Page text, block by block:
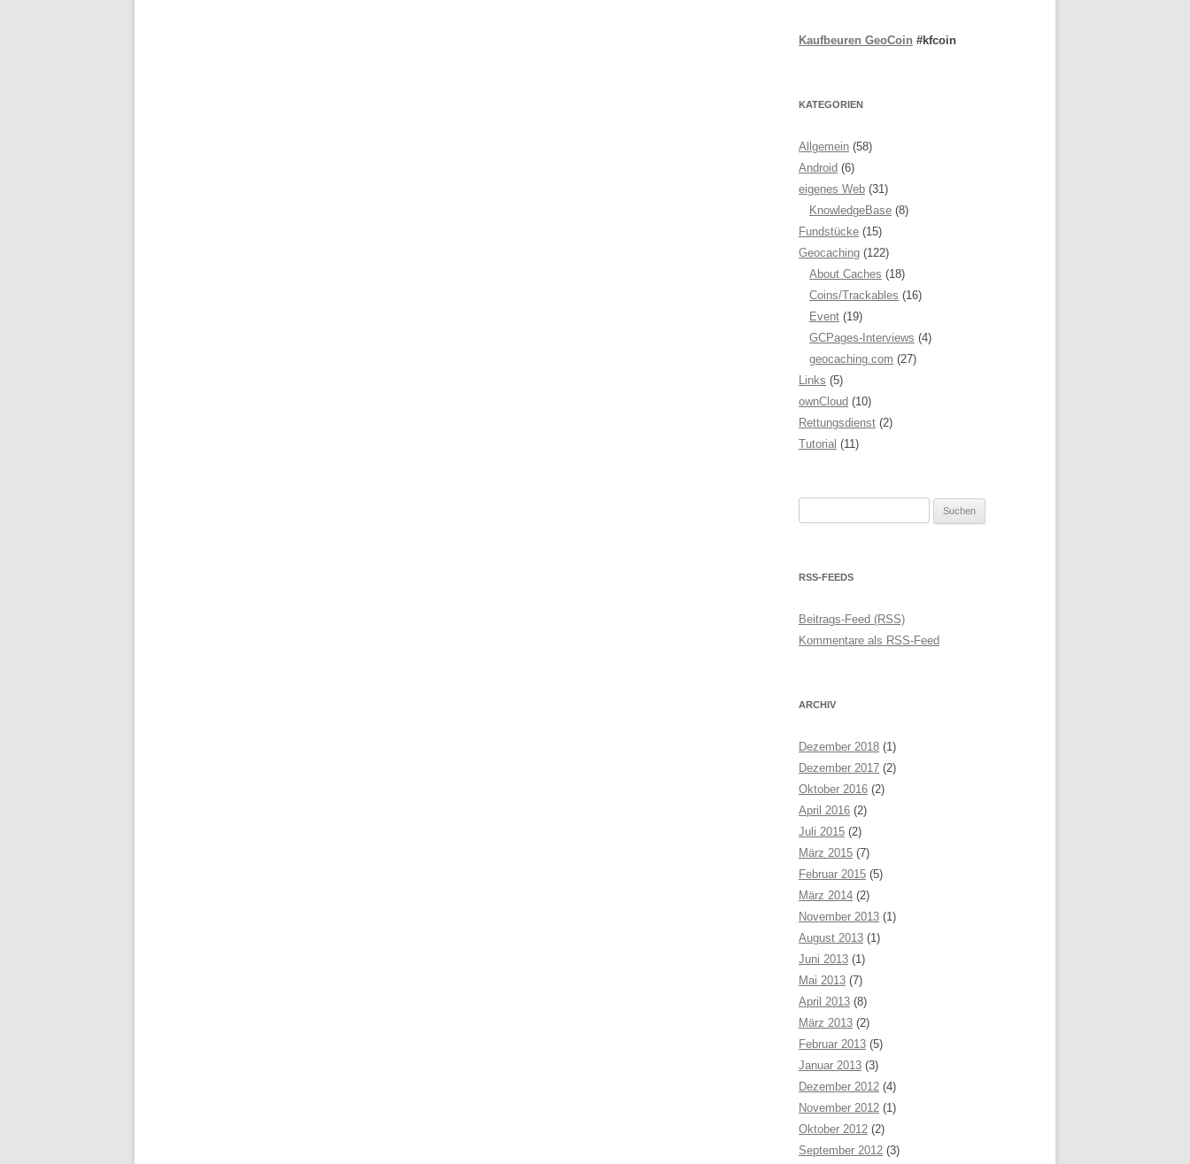
Kaufbeuren GeoCoin #kfcoin
KATEGORIEN
Allgemein (58)
Android (6)
eigenes Web (31)
KnowledgeBase (8)
Fundstücke (15)
Geocaching (122)
About Caches (18)
Coins/Trackables (16)
Event (19)
GCPages-Interviews (4)
geocaching.com (27)
Links (5)
ownCloud (10)
Rettungsdienst (2)
Tutorial (11)
RSS-FEEDS
Beitrags-Feed (RSS)
Kommentare als RSS-Feed
ARCHIV
Dezember 2018 (1)
Dezember 2017 (2)
Oktober 2016 (2)
April 2016 (2)
Juli 2015 (2)
März 2015 (7)
Februar 2015 (5)
März 2014 (2)
November 2013 (1)
August 2013 (1)
Juni 2013 (1)
Mai 2013 (7)
April 2013 (8)
März 2013 (2)
Februar 2013 (5)
Januar 2013 (3)
Dezember 2012 (4)
November 2012 (1)
Oktober 2012 (2)
September 2012 (3)